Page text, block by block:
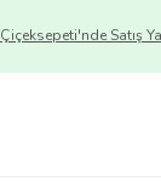
Çiçeksepeti'nde Satış